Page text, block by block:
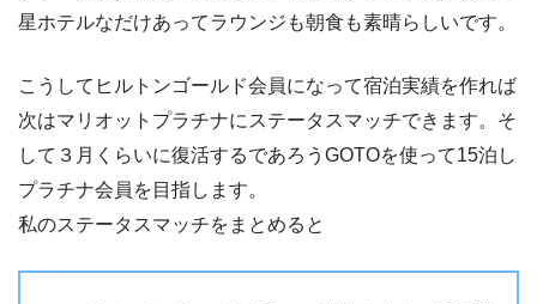
星ホテルなだけあってラウンジも朝食も素晴らしいです。
こうしてヒルトンゴールド会員になって宿泊実績を作れば
次はマリオットプラチナにステータスマッチできます。そ
して３月くらいに復活するであろうGOTOを使って15泊し
プラチナ会員を目指します。
私のステータスマッチをまとめると